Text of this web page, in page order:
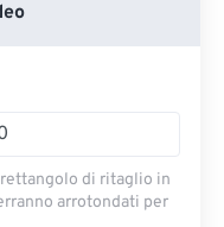
di ritaglio in
arrotondati per